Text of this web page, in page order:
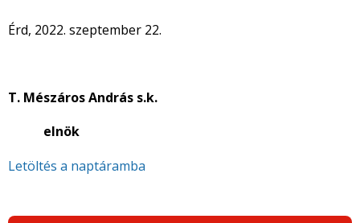
Érd, 2022. szeptember 22.
T. Mészáros András s.k.
elnök
Letöltés a naptáramba